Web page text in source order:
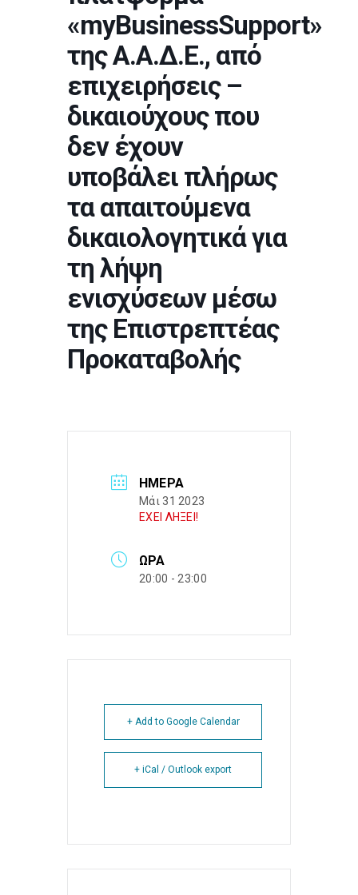
«myBusinessSupport»
της Α.Α.Δ.Ε., από
επιχειρήσεις –
δικαιούχους που
δεν έχουν
υποβάλει πλήρως
τα απαιτούμενα
δικαιολογητικά για
τη λήψη
ενισχύσεων μέσω
της Επιστρεπτέας
Προκαταβολής
ΗΜΈΡΑ
Μάι 31 2023
ΕΧΕΙ ΛΗΞΕΙ!
ΏΡΑ
20:00 - 23:00
+ Add to Google Calendar
+ iCal / Outlook export